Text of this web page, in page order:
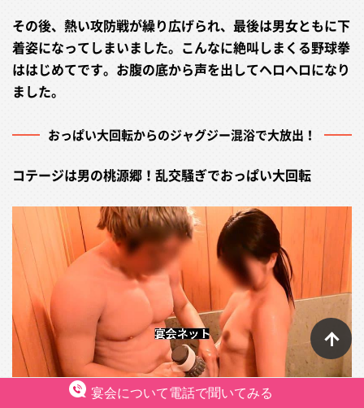
宴会について電話で聞いてみる
その後、熱い攻防戦が繰り広げられ、最後は男女ともに下
着姿になってしまいました。こんなに絶叫しまくる野球拳
ははじめてです。お腹の底から声を出してヘロヘロになり
ました。
おっぱい大回転からのジャグジー混浴で大放出！
コテージは男の桃源郷！乱交騒ぎでおっぱい大回転